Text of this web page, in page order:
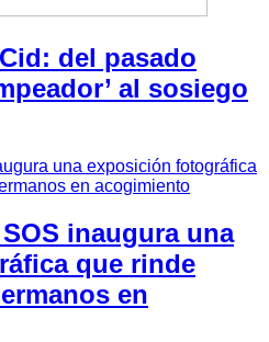
del pasado
al sosiego
inaugura una
que rinde
en